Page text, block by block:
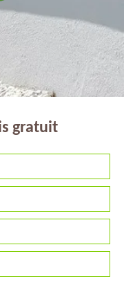
gratuit